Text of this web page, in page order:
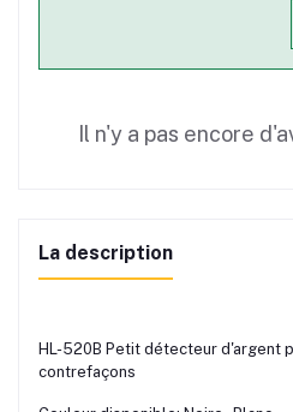
Il n'y a pas encore
La description
HL-520B Petit détecteur d'argent
contrefaçons